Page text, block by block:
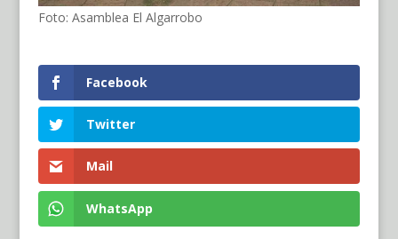
Foto: Asamblea El Algarrobo
Facebook
Twitter
Mail
WhatsApp